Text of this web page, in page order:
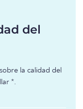
del
la calidad del
*.